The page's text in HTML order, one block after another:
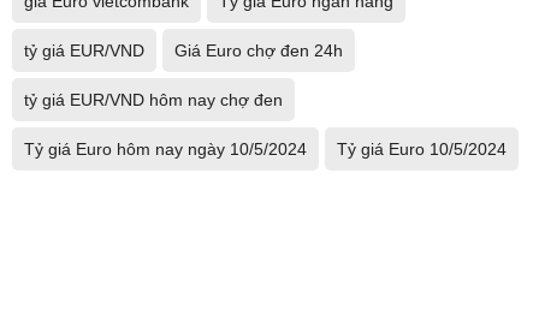
tỷ giá EUR/VND Giá Euro chợ đen 24h
tỷ giá EUR/VND hôm nay chợ đen
Tỷ giá Euro hôm nay ngày 10/5/2024 Tỷ giá Euro 10/5/2024